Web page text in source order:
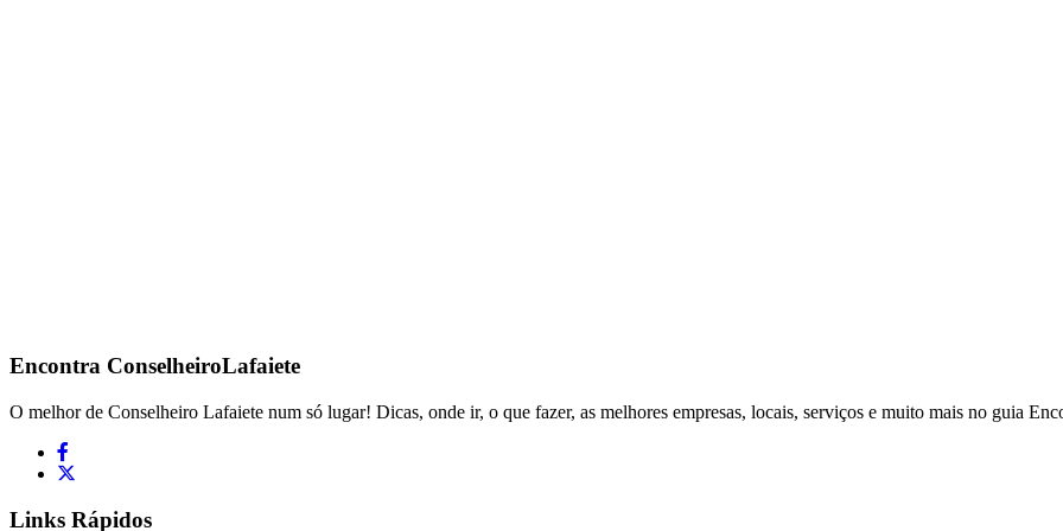
Encontra ConselheiroLafaiete
O melhor de Conselheiro Lafaiete num só lugar! Dicas, onde ir, o que fazer, as melhores empresas, locais, serviços e muito mais no guia
Links Rápidos